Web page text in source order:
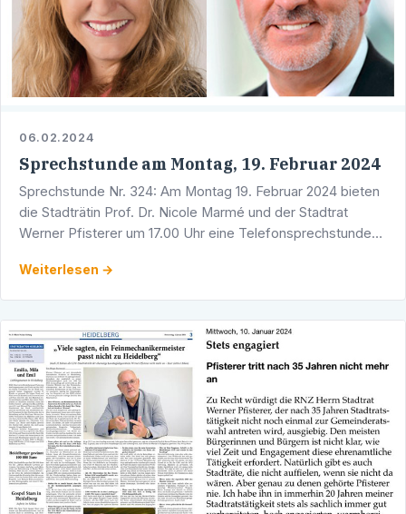
06.02.2024
Sprechstunde am Montag, 19. Februar 2024
Sprechstunde Nr. 324: Am Montag 19. Februar 2024 bieten
die Stadträtin Prof. Dr. Nicole Marmé und der Stadtrat
Werner Pfisterer um 17.00 Uhr eine Telefonsprechstunde
Weiterlesen →